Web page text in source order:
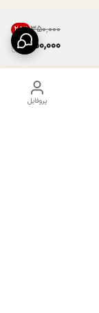
۳۵۰٬۰۰۰ 28%
250,000
پروفایل